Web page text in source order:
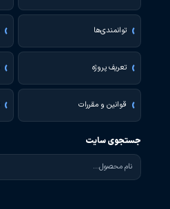
توانمندی‌ها
تعریف پروژه
قوانین و مقررات
جستجوی سایت